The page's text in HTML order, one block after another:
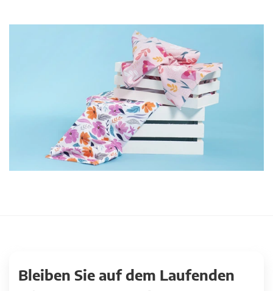
Bleiben Sie auf dem Laufenden